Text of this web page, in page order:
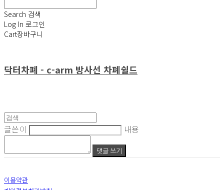
Search 검색
Log In 로그인
Cart장바구니
닥터차폐 - c-arm 방사선 차폐쉴드
글쓴이 내용
댓글 쓰기
이용약관